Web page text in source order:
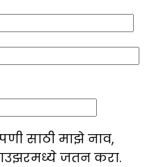
साठी माझे नाव,
जतन करा.